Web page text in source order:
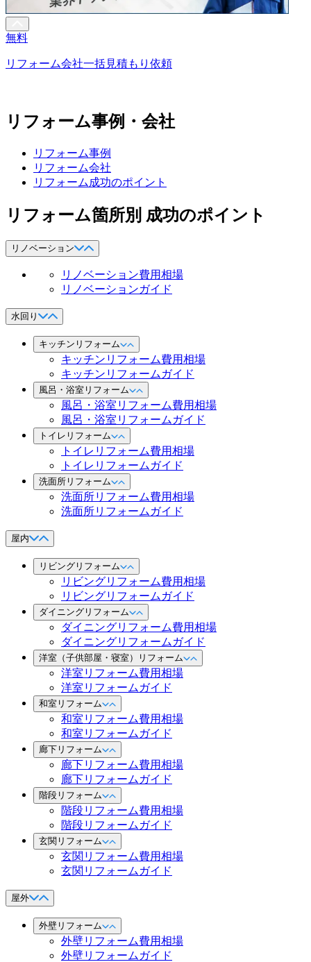
無料
リフォーム会社一括見積もり依頼
リフォーム事例・会社
リフォーム事例
リフォーム会社
リフォーム成功のポイント
リフォーム箇所別 成功のポイント
リノベーション
リノベーション費用相場
リノベーションガイド
水回り
キッチンリフォーム
キッチンリフォーム費用相場
キッチンリフォームガイド
風呂・浴室リフォーム
風呂・浴室リフォーム費用相場
風呂・浴室リフォームガイド
トイレリフォーム
トイレリフォーム費用相場
トイレリフォームガイド
洗面所リフォーム
洗面所リフォーム費用相場
洗面所リフォームガイド
屋内
リビングリフォーム
リビングリフォーム費用相場
リビングリフォームガイド
ダイニングリフォーム
ダイニングリフォーム費用相場
ダイニングリフォームガイド
洋室（子供部屋・寝室）リフォーム
洋室リフォーム費用相場
洋室リフォームガイド
和室リフォーム
和室リフォーム費用相場
和室リフォームガイド
廊下リフォーム
廊下リフォーム費用相場
廊下リフォームガイド
階段リフォーム
階段リフォーム費用相場
階段リフォームガイド
玄関リフォーム
玄関リフォーム費用相場
玄関リフォームガイド
屋外
外壁リフォーム
外壁リフォーム費用相場
外壁リフォームガイド